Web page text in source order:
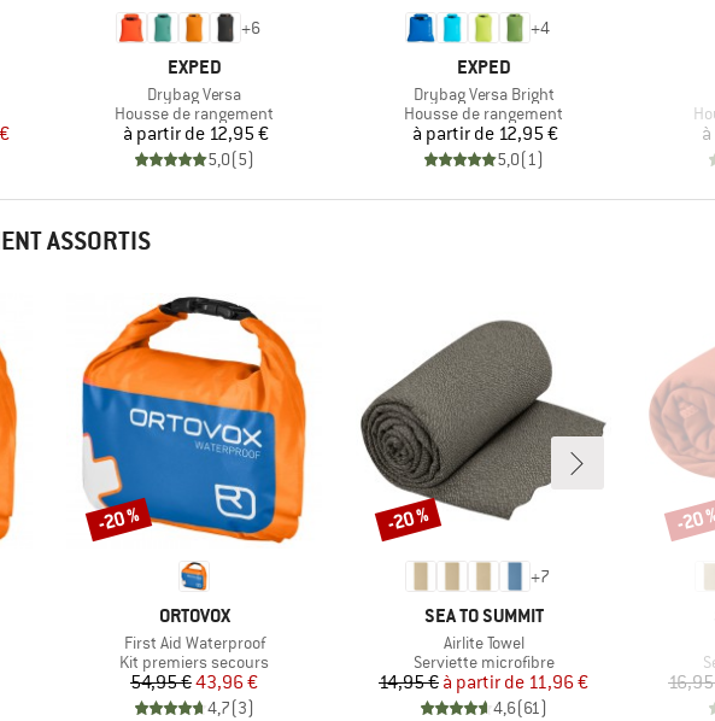
+6
MARQUE
EXPED
Article
Drybag Versa
Product group
Housse de rangement
Prix
à partir de 12,95 €
5,0(5)
+4
MARQUE
EXPED
Article
Drybag Versa Bright
Product group
Housse de rangement
Prix
à partir de 12,95 €
5,0(1)
ASSORTIS
MARQUE
ORTOVOX
Article
First Aid Waterproof
Product group
Kit premiers secours
Prix
54,95 €Prix réduit
43,96 €
4,7(3)
Remise
-20 %
+7
MARQUE
SEA TO SUMMIT
Article
Airlite Towel
Product group
Serviette microfibre
Prix
14,95 € Prix réduit
à partir de 11,96 €
4,6(61)
Remise
-20 % -20